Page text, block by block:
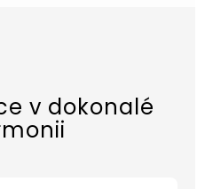
v dokonalé